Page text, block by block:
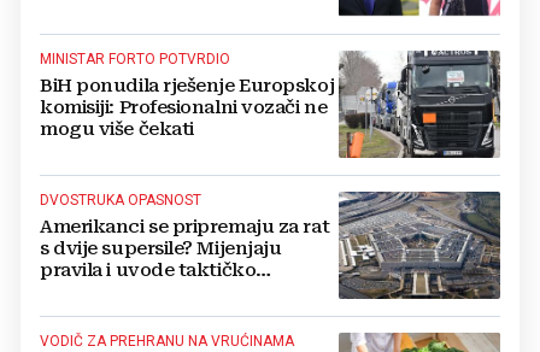
MINISTAR FORTO POTVRDIO
BiH ponudila rješenje Europskoj
komisiji: Profesionalni vozači ne
mogu više čekati
DVOSTRUKA OPASNOST
Amerikanci se pripremaju za rat
s dvije supersile? Mijenjaju
pravila i uvode taktičko
VODIČ ZA PREHRANU NA VRUĆINAMA